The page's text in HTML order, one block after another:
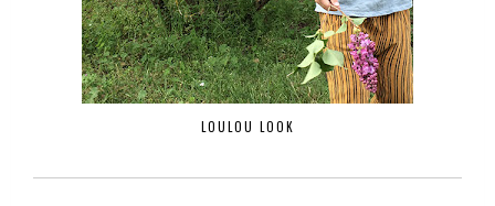
LOULOU LOOK